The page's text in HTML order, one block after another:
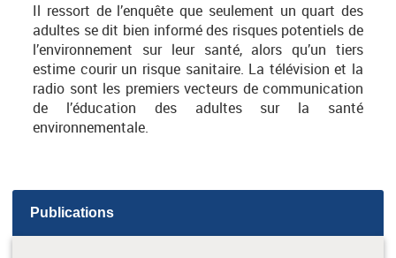
Il ressort de l’enquête que seulement un quart des
adultes se dit bien informé des risques potentiels de
l’environnement sur leur santé, alors qu’un tiers
estime courir un risque sanitaire. La télévision et la
radio sont les premiers vecteurs de communication
de l’éducation des adultes sur la santé
environnementale.
Publications